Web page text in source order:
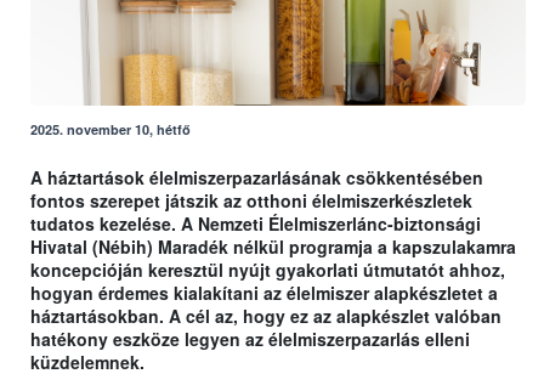
2025. november 10, hétfő
A háztartások élelmiszerpazarlásának csökkentésében
fontos szerepet játszik az otthoni élelmiszerkészletek
tudatos kezelése. A Nemzeti Élelmiszerlánc-biztonsági
Hivatal (Nébih) Maradék nélkül programja a kapszulakamra
koncepcióján keresztül nyújt gyakorlati útmutatót ahhoz,
hogyan érdemes kialakítani az élelmiszer alapkészletet a
háztartásokban. A cél az, hogy ez az alapkészlet valóban
hatékony eszköze legyen az élelmiszerpazarlás elleni
küzdelemnek.